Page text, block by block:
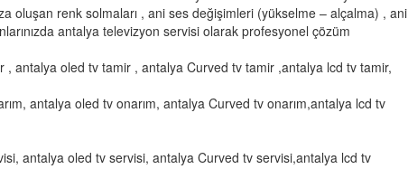
oluşan renk solmaları , ani ses değişimleri (yükselme – alçalma) , ani
antalya televizyon servisi olarak profesyonel çözüm
antalya oled tv tamir , antalya Curved tv tamir ,antalya lcd tv tamir,
antalya oled tv onarım, antalya Curved tv onarım,antalya lcd tv
antalya oled tv servisi, antalya Curved tv servisi,antalya lcd tv